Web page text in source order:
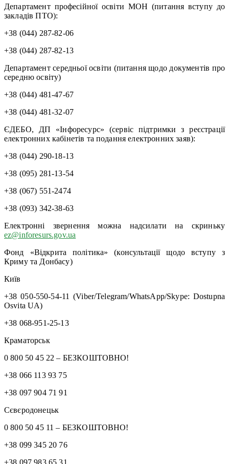
Департамент професійної освіти МОН (питання вступу до
закладів ПТО):
+38 (044) 287-82-06
+38 (044) 287-82-13
Департамент середньої освіти (питання щодо документів про
середню освіту)
+38 (044) 481-47-67
+38 (044) 481-32-07
ЄДЕБО, ДП «Інфоресурс» (cервic підтримки з реєстрації
електронних кабінетів та подання електронних заяв):
+38 (044) 290-18-13
+38 (095) 281-13-54
+38 (067) 551-2474
+38 (093) 342-38-63
Електронні звернення можна надсилати на скриньку
ez@inforesurs.gov.ua
Фонд «Відкрита політика» (консультації щодо вступу з
Криму та Донбасу)
Київ
+38 050-550-54-11 (Viber/Telegram/WhatsApp/Skype: Dostupna
Osvita UA)
+38 068-951-25-13
Краматорськ
0 800 50 45 22 – БЕЗКОШТОВНО!
+38 066 113 93 75
+38 097 904 71 91
Сєвєродонецьк
0 800 50 45 11 – БЕЗКОШТОВНО!
+38 099 345 20 76
+38 097 983 65 31